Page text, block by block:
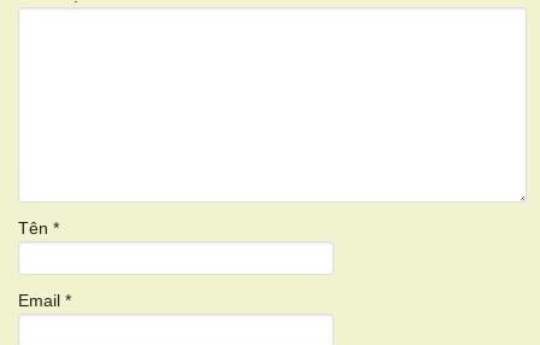
Tên *
Email *